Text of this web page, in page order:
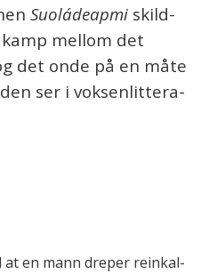
Suoládeapmi skild­
mel­lom det
det onde på en måte
ser i vok­sen­lit­tera­
at en mann dre­per rein­kal­